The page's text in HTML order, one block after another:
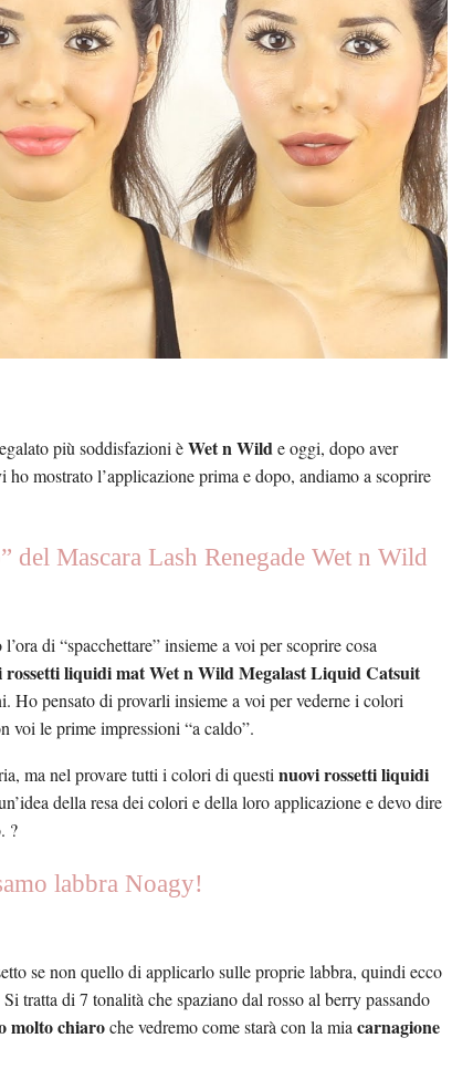
più soddisfazioni èWet n Wilde oggi, dopo aver
ho mostrato l’applicazione prima e dopo, andiamo a scoprire
del Mascara Lash Renegade Wet n Wild
di “spacchettare” insieme a voi per scoprire cosa
rossetti liquidi mat Wet n Wild Megalast Liquid Catsuit
pensato di provarli insieme a voi per vederne i colori
voi le prime impressioni “a caldo”.
ma nel provare tutti i colori di questi nuovi rossetti liquidi
della resa dei colori e della loro applicazione e devo dire
?
labbra Noagy!
se non quello di applicarlo sulle proprie labbra, quindi ecco
tratta di 7 tonalità che spaziano dal rosso al berry passando
molto chiaroche vedremo come starà con la mia carnagione